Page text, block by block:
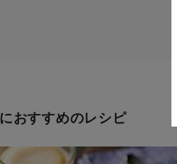
おすすめのレシピ